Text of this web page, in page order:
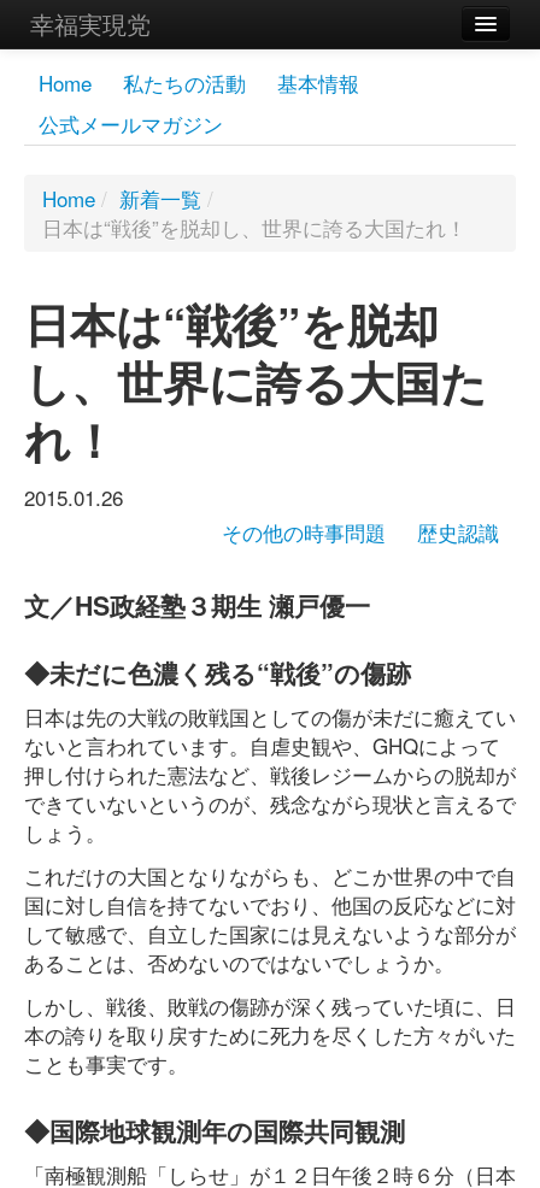
幸福実現党
メンバーズページ
党員
お問い合わせ
Home 私たちの活動
基本情報
公式メールマガジン
Home / 新着一覧 /
日本は“戦後”を脱却し、世界に誇る大国たれ！
日本は“戦後”を脱却
し、世界に誇る大国た
れ！
2015.01.26
その他の時事問題
歴史認識
文／HS政経塾３期生 瀬戸優一
◆未だに色濃く残る“戦後”の傷跡
日本は先の大戦の敗戦国としての傷が未だに癒えてい
ないと言われています。自虐史観や、GHQによって
押し付けられた憲法など、戦後レジームからの脱却が
できていないというのが、残念ながら現状と言えるで
しょう。
これだけの大国となりながらも、どこか世界の中で自
国に対し自信を持てないでおり、他国の反応などに対
して敏感で、自立した国家には見えないような部分が
あることは、否めないのではないでしょうか。
しかし、戦後、敗戦の傷跡が深く残っていた頃に、日
本の誇りを取り戻すために死力を尽くした方々がいた
ことも事実です。
◆国際地球観測年の国際共同観測
「南極観測船「しらせ」が１２日午後２時６分（日本